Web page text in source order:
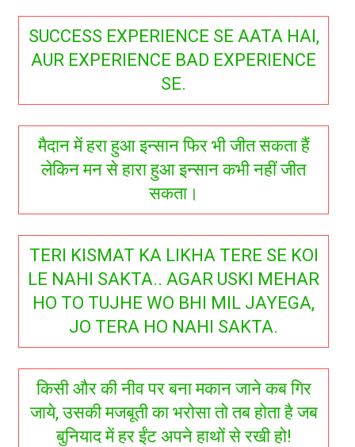
SUCCESS EXPERIENCE SE AATA HAI,
AUR EXPERIENCE BAD EXPERIENCE
SE.
मैदान में हरा हुआ इन्सान फिर भी जीत सकता हैं
लेकिन मन से हारा हुआ इन्सान कभी नहीं जीत
सकता।
TERI KISMAT KA LIKHA TERE SE KOI
LE NAHI SAKTA.. AGAR USKI MEHAR
HO TO TUJHE WO BHI MIL JAYEGA,
JO TERA HO NAHI SAKTA.
किसी और की नीव पर बना मकान जाने कब गिर
जाये, उसकी मजबूती का भरोसा तो तब होता है जब
बुनियाद में हर ईंट अपने हाथों से रखी हो!